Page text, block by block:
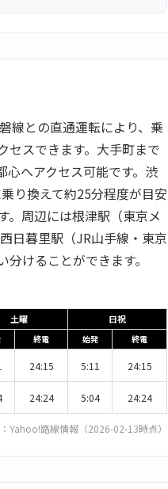
線との直通運転により、乗
セスできます。大手町まで
へアクセス可能です。渋
り換えて約25分程度が目安
。周辺には根津駅（東京メ
日暮里駅（JR山手線・東京
けることができます。
土曜 日祝
終電 始発 終電
24:15 5:11 24:15
24:24 5:04 24:24
Yahoo!路線情報 （2026-02-13時点）